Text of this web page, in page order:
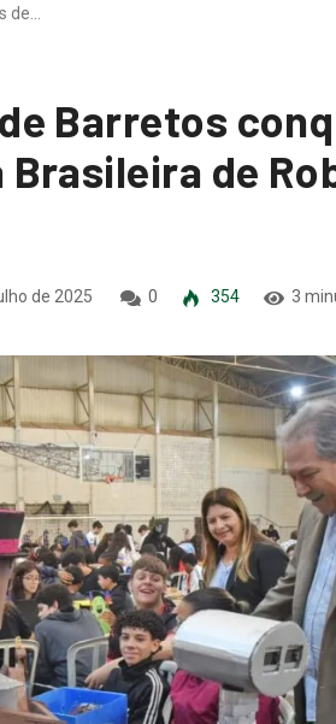
de…
Barretos
Brasileira de
de 2025 0 354 3